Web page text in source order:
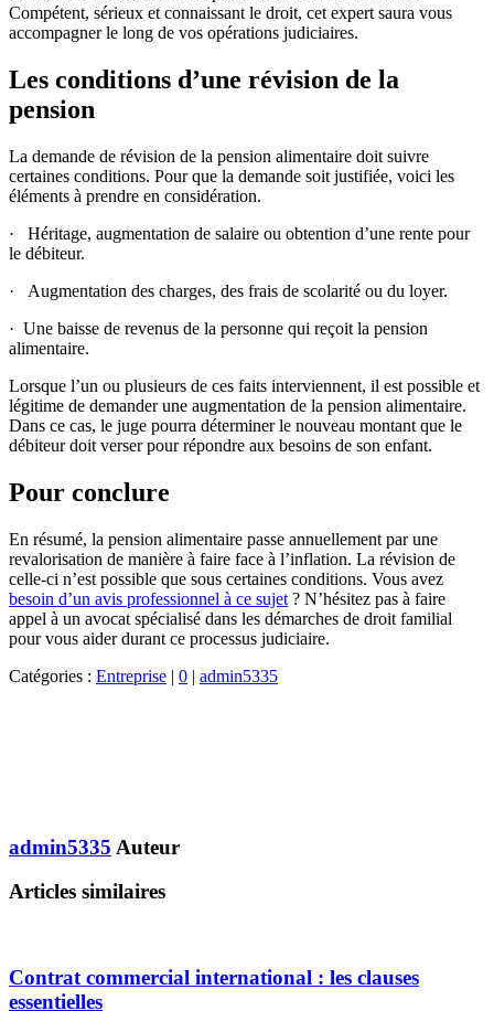
Compétent, sérieux et connaissant le droit, cet expert saura vous
accompagner le long de vos opérations judiciaires.
Les conditions d’une révision de la
pension
La demande de révision de la pension alimentaire doit suivre
certaines conditions. Pour que la demande soit justifiée, voici les
éléments à prendre en considération.
· Héritage, augmentation de salaire ou obtention d’une rente pour
le débiteur.
· Augmentation des charges, des frais de scolarité ou du loyer.
· Une baisse de revenus de la personne qui reçoit la pension
alimentaire.
Lorsque l’un ou plusieurs de ces faits interviennent, il est possible et
légitime de demander une augmentation de la pension alimentaire.
Dans ce cas, le juge pourra déterminer le nouveau montant que le
débiteur doit verser pour répondre aux besoins de son enfant.
Pour conclure
En résumé, la pension alimentaire passe annuellement par une
revalorisation de manière à faire face à l’inflation. La révision de
celle-ci n’est possible que sous certaines conditions. Vous avez
besoin d’un avis professionnel à ce sujet ? N’hésitez pas à faire
appel à un avocat spécialisé dans les démarches de droit familial
pour vous aider durant ce processus judiciaire.
Catégories : Entreprise | 0 | admin5335
admin5335 Auteur
Articles similaires
Contrat commercial international : les clauses
essentielles